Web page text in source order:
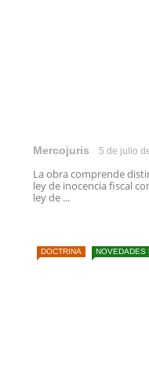
Mercojuris 5 de julio
La obra comprende
ley de inocencia fiscal
ley de ...
DOCTRINA NOVEDADES